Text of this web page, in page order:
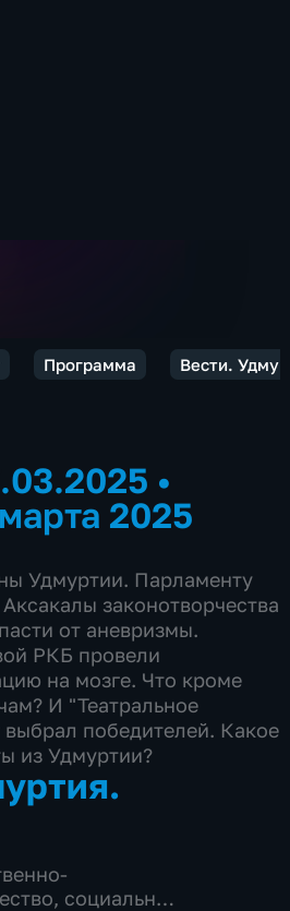
Программа Вести.
•
2025
Удмуртии. Парламенту
законотворчества
от аневризмы.
РКБ провели
на мозге. Что кроме
И "Театральное
победителей. Какое
из Удмуртии?
, социально-